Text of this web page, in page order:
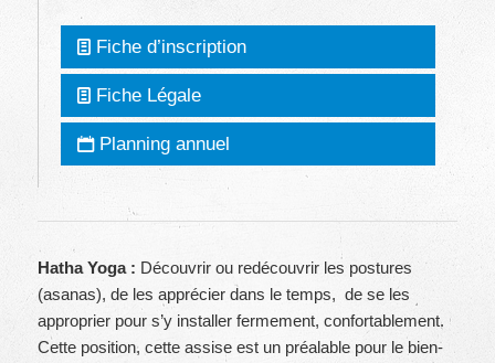
Fiche d’inscription
Fiche Légale
Planning annuel
Hatha Yoga : Découvrir ou redécouvrir les postures
(asanas), de les apprécier dans le temps, de se les
approprier pour s’y installer fermement, confortablement.
Cette position, cette assise est un préalable pour le bien-